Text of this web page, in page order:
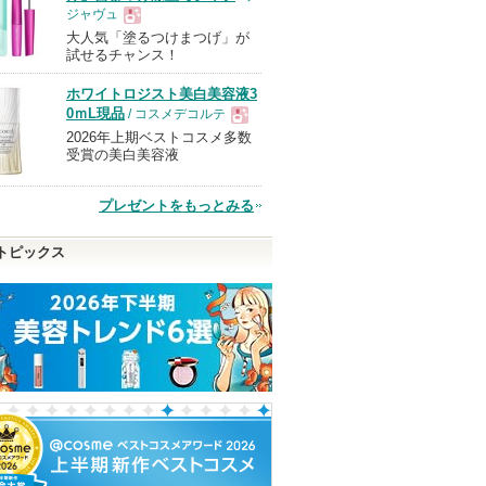
ジャヴュ
現
品
大人気「塗るつけまつげ」が
試せるチャンス！
ホワイトロジスト美白美容液3
0ｍL現品 / コスメデコルテ
現
品
2026年上期ベストコスメ多数
受賞の美白美容液
プレゼントをもっとみる
ピックス